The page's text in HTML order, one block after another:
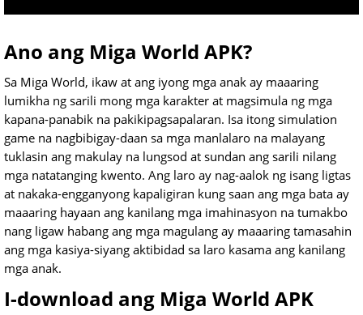
Ano ang Miga World APK?
Sa Miga World, ikaw at ang iyong mga anak ay maaaring
lumikha ng sarili mong mga karakter at magsimula ng mga
kapana-panabik na pakikipagsapalaran. Isa itong simulation
game na nagbibigay-daan sa mga manlalaro na malayang
tuklasin ang makulay na lungsod at sundan ang sarili nilang
mga natatanging kwento. Ang laro ay nag-aalok ng isang ligtas
at nakaka-engganyong kapaligiran kung saan ang mga bata ay
maaaring hayaan ang kanilang mga imahinasyon na tumakbo
nang ligaw habang ang mga magulang ay maaaring tamasahin
ang mga kasiya-siyang aktibidad sa laro kasama ang kanilang
mga anak.
I-download ang Miga World APK